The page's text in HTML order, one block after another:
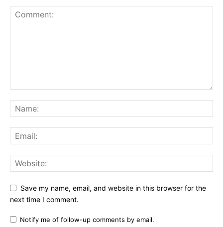
Save my name, email, and website in this browser for the
next time I comment.
Notify me of follow-up comments by email.